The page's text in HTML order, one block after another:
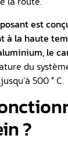
est
à la haute
le
du
500 ° C.
?